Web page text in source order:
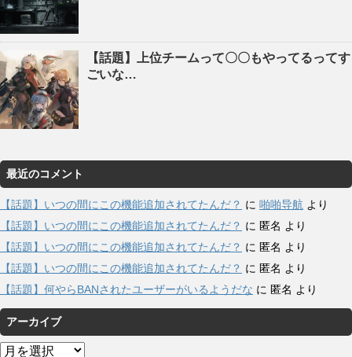
【話題】上位チームって〇〇もやってるってす
ごいな…
最近のコメント
【話題】いつの間にこの機能追加されてたんだ？ に 啪啪导航 より
【話題】いつの間にこの機能追加されてたんだ？ に 匿名 より
【話題】いつの間にこの機能追加されてたんだ？ に 匿名 より
【話題】いつの間にこの機能追加されてたんだ？ に 匿名 より
【話題】何やらBANされたユーザーがいるようだな に 匿名 より
アーカイブ
ア